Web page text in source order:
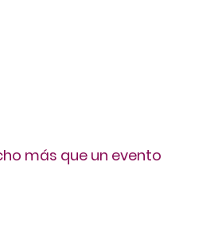
más que un evento